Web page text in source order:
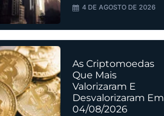
4 DE AGOSTO DE 2026
As Criptomoedas
Que Mais
Valorizaram E
Desvalorizaram Em
04/08/2026